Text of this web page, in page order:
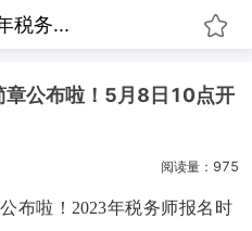
税务...
公布啦！5月8日10点开
阅读量：975
布啦！2023年税务师报名时